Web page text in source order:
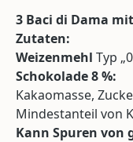
3 Baci di Dama
Zutaten:
Weizenmehl Typ
Schokolade 8 %:
Kakaomasse,
Mindestanteil von
Kann Spuren